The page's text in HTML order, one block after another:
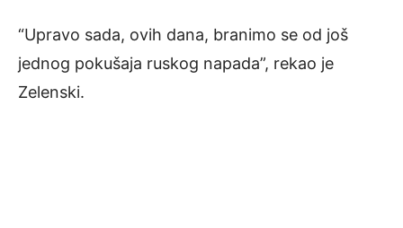
“Upravo sada, ovih dana, branimo se od još
jednog pokušaja ruskog napada”, rekao je
Zelenski.